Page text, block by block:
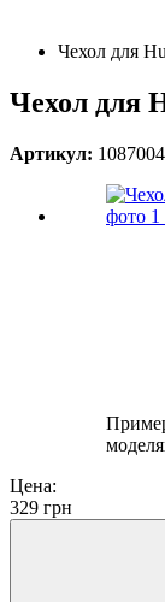
Чехол для
Чехол для
Артикул:
Цена:
329 грн